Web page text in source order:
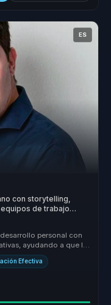
ES
con storytelling,
de trabajo
personal con
ayudando a que la
Efectiva